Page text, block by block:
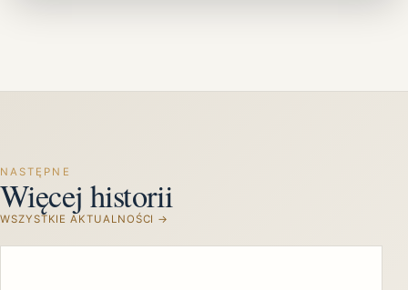
NASTĘPNE
Więcej historii
WSZYSTKIE AKTUALNOŚCI →